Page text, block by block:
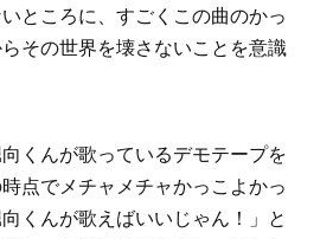
ところに、すごくこの曲のかっ
その世界を壊さないことを意識
くんが歌っているデモテープを
点でメチャメチャかっこよかっ
くんが歌えばいいじゃん！」と